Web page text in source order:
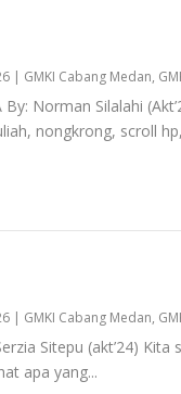
| GMKI Cabang Medan,
By: Norman Silalahi
nongkrong, scroll
| GMKI Cabang Medan,
Sitepu (akt’24)
apa yang...